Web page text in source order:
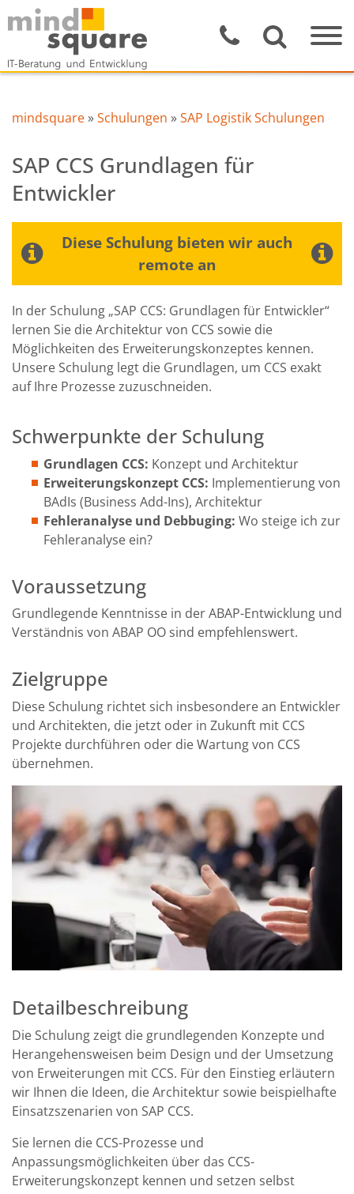
mindsquare»Schulungen »SAP Logistik Schulungen
SAP CCS Grundlagen für
Entwickler
Diese Schulung bieten wir auch
remote an
In der Schulung „SAP CCS: Grundlagen für Entwickler“
lernen Sie die Architektur von CCS sowie die
Möglichkeiten des Erweiterungskonzeptes kennen.
Unsere Schulung legt die Grundlagen, um CCS exakt
auf Ihre Prozesse zuzuschneiden.
Schwerpunkte der Schulung
Grundlagen CCS: Konzept und Architektur
Erweiterungskonzept CCS: Implementierung von
BAdIs (Business Add-Ins), Architektur
Fehleranalyse und Debbuging: Wo steige ich zur
Fehleranalyse ein?
Voraussetzung
Grundlegende Kenntnisse in der ABAP-Entwicklung und
Verständnis von ABAP OO sind empfehlenswert.
Zielgruppe
Diese Schulung richtet sich insbesondere an Entwickler
und Architekten, die jetzt oder in Zukunft mit CCS
Projekte durchführen oder die Wartung von CCS
übernehmen.
Detailbeschreibung
Die Schulung zeigt die grundlegenden Konzepte und
Herangehensweisen beim Design und der Umsetzung
von Erweiterungen mit CCS. Für den Einstieg erläutern
wir Ihnen die Ideen, die Architektur sowie beispielhafte
Einsatzszenarien von SAP CCS.
Sie lernen die CCS-Prozesse und
Anpassungsmöglichkeiten über das CCS-
Erweiterungskonzept kennen und setzen selbst